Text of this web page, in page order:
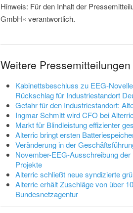
Hinweis: Für den Inhalt der
GmbH« verantwortlich.
Weitere
Kabinettsbeschluss zu EEG-
Rückschlag für Industriestandort
Gefahr für den Industriestandort:
Ingmar Schmitt wird CFO bei Alterric
Markt für Blindleistung effizienter
Alterric bringt ersten
Veränderung in der
November-EEG-Ausschreibung
Projekte
Alterric schließt neue syndizierte
Alterric erhält Zuschläge von über
Bundesnetzagentur